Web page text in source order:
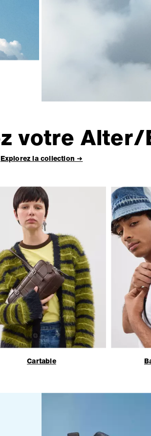
votre Alter/
Explorez la collection ➜
Cartable